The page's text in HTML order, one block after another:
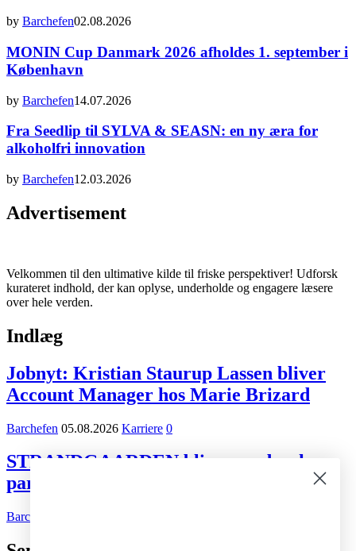
by Barchefen02.08.2026
MONIN Cup Danmark 2026 afholdes 1. september i
København
by Barchefen14.07.2026
Fra Seedlip til SYLVA & SEASN: en ny æra for
alkoholfri innovation
by Barchefen12.03.2026
Advertisement
Velkommen til den ultimative kilde til friske perspektiver! Udforsk
kurateret indhold, der kan oplyse, underholde og engagere læsere
over hele verden.
Indlæg
Jobnyt: Kristian Staurup Lassen bliver
Account Manager hos Marie Brizard
Barchefen 05.08.2026 Karriere 0
STRANDGAARDEN bliver ny dansk
partner for Tiger Beer og Desperados
Barchefen